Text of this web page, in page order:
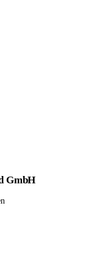
GmbH